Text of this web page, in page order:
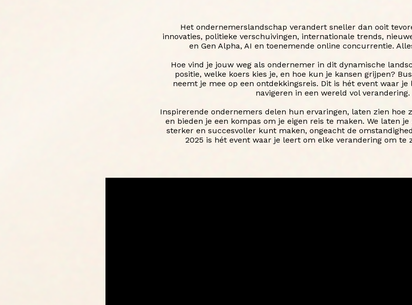
Het ondernemerslandschap verandert sneller dan ooit
innovaties, politieke verschuivingen, internationale trends,
en Gen Alpha, AI en toenemende online concurrentie.
Hoe vind je jouw weg als ondernemer in dit dynamische
positie, welke koers kies je, en hoe kun je kansen grijpen?
neemt je mee op een ontdekkingsreis. Dit is hét event waar
navigeren in een wereld vol verandering.
Inspirerende ondernemers delen hun ervaringen, laten zien hoe
en bieden je een kompas om je eigen reis te maken. We laten
sterker en succesvoller kunt maken, ongeacht de
2025 is hét event waar je leert om elke verandering om te